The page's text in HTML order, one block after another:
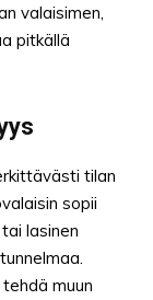
valaisimen,
pitkällä
tilan
sopii
lasinen
muun